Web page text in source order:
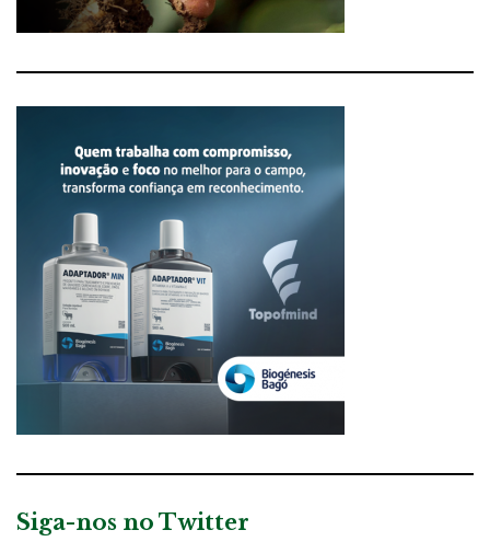
Siga-nos no Twitter